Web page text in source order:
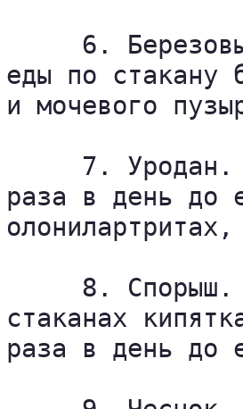
6.
еды по стакану
и мочевого
7.
раза в день до
8.
стаканах
раза в день до